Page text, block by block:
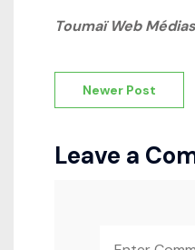
Toumaï Web Médias
Navigation
de
l’article
Newer Post
Leave a